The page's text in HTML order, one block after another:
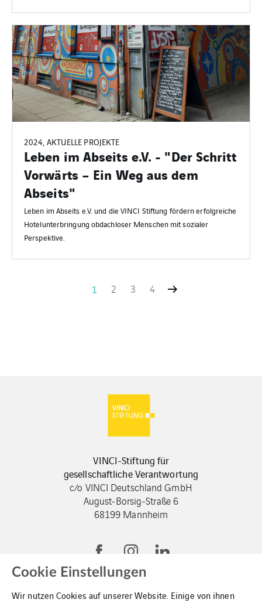
2024, AKTUELLE PROJEKTE
Leben im Abseits e.V. - "Der Schritt
Vorwärts – Ein Weg aus dem
Abseits"
Leben im Abseits e.V. und die VINCI Stiftung fördern erfolgreiche
Hotelunterbringung obdachloser Menschen mit sozialer
Perspektive.
1 2 3 4
VINCI-Stiftung für
gesellschaftliche Verantwortung
c/o VINCI Deutschland GmbH
August-Borsig-Straße 6
68199 Mannheim
Cookie Einstellungen
Wir nutzen Cookies auf unserer Website. Einige von ihnen